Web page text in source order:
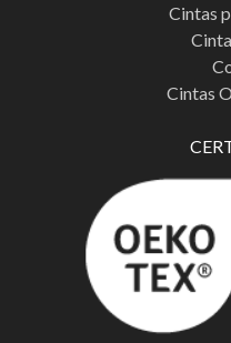
Cintas
Cintas